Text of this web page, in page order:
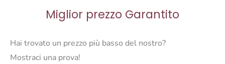
Miglior prezzo Garantito
Hai trovato un prezzo più basso del nostro?
Mostraci una prova!